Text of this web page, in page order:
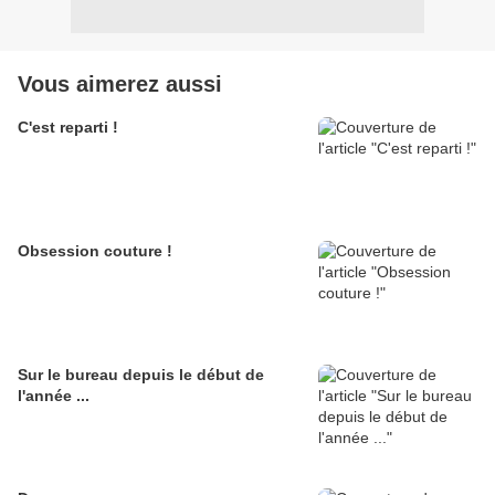
Vous aimerez aussi
C'est reparti !
Obsession couture !
Sur le bureau depuis le début de
l'année ...